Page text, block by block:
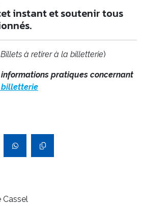
instant et soutenir tous
Billets à retirer à la billetterie)
pratiques concernant
billetterie
Cassel